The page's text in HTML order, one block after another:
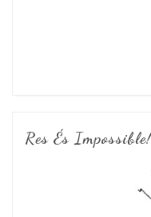
Res És Impossible!